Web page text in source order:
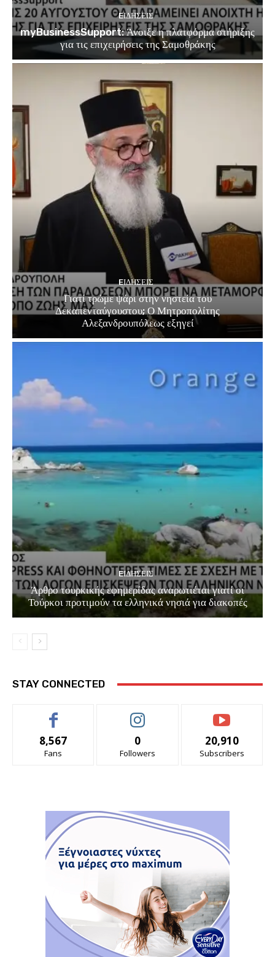
EΙΔΗΣΕΙΣ
myBusinessSupport: Άνοιξε η πλατφόρμα στήριξης
για τις επιχειρήσεις της Σαμοθράκης
EΙΔΗΣΕΙΣ
Γιατί τρώμε ψάρι στην νηστεία του
Δεκαπενταύγουστου; Ο Μητροπολίτης
Αλεξανδρουπόλεως εξηγεί
EΙΔΗΣΕΙΣ
Άρθρο τουρκικής εφημερίδας αναρωτιέται γιατί οι
Τούρκοι προτιμούν τα ελληνικά νησιά για διακοπές
STAY CONNECTED
8,567
Fans
0
Followers
20,910
Subscribers